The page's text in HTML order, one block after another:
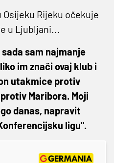
Rijeku očekuje
u Ljubljani...
sada sam najmanje
im znači ovaj klub i
utakmice protiv
Maribora. Moji
danas, napravit
ligu".